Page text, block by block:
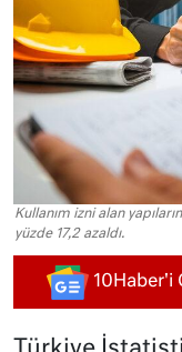
Kullanım izni alan
yüzde 17,2 azaldı.
10Haber'i